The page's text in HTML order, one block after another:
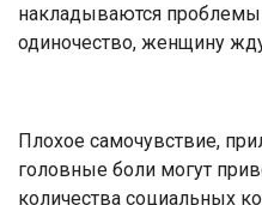
накладываются проблемы
одиночество, женщину
Плохое самочувствие,
головные боли могут
количества социальных